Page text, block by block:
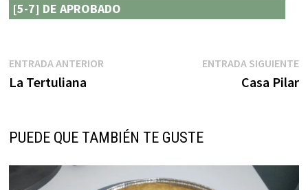
[5-7] DE APROBADO
Navegación
de
ENTRADA ANTERIOREntrada
La Tertuliana
ENTRADA SIGUIENTE
Casa Pilar
PUEDE QUE TAMBIÉN TE GUSTE